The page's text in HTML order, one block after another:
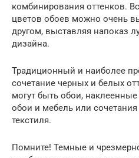
комбинирования оттенков.
цветов обоев можно очень
другом, выставляя напоказ
дизайна.
Традиционный и наиболее
сочетание черных и белых
могут быть обои,
обои и мебель или
текстиля.
Помните! Темные и